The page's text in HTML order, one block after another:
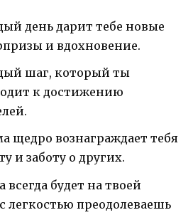
день дарит тебе новые
и вдохновение.
шаг, который ты
к достижению
щедро вознаграждает тебя
и заботу о других.
всегда будет на твоей
легкостью преодолеваешь